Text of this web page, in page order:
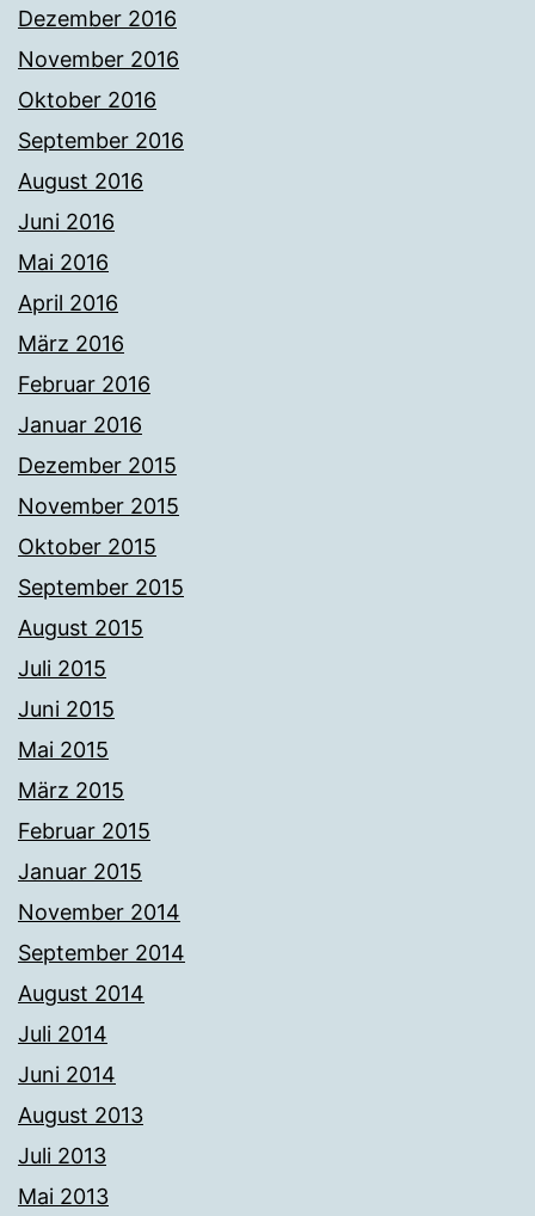
Dezember 2016
November 2016
Oktober 2016
September 2016
August 2016
Juni 2016
Mai 2016
April 2016
März 2016
Februar 2016
Januar 2016
Dezember 2015
November 2015
Oktober 2015
September 2015
August 2015
Juli 2015
Juni 2015
Mai 2015
März 2015
Februar 2015
Januar 2015
November 2014
September 2014
August 2014
Juli 2014
Juni 2014
August 2013
Juli 2013
Mai 2013